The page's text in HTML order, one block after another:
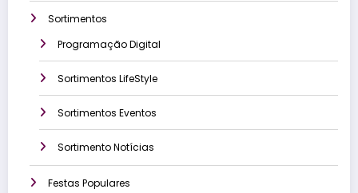
Sortimentos
Programação Digital
Sortimentos LifeStyle
Sortimentos Eventos
Sortimento Notícias
Festas Populares